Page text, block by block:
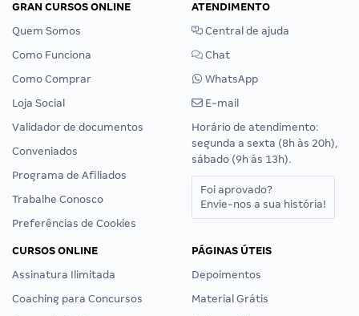
GRAN CURSOS ONLINE
Quem Somos
Como Funciona
Como Comprar
Loja Social
Validador de documentos
Conveniados
Programa de Afiliados
Trabalhe Conosco
Preferências de Cookies
ATENDIMENTO
Central de ajuda
Chat
WhatsApp
E-mail
Horário de atendimento:
segunda a sexta (8h às 20h),
sábado (9h às 13h).
Foi aprovado?
Envie-nos a sua história!
CURSOS ONLINE
Assinatura Ilimitada
Coaching para Concursos
PÁGINAS ÚTEIS
Depoimentos
Material Grátis